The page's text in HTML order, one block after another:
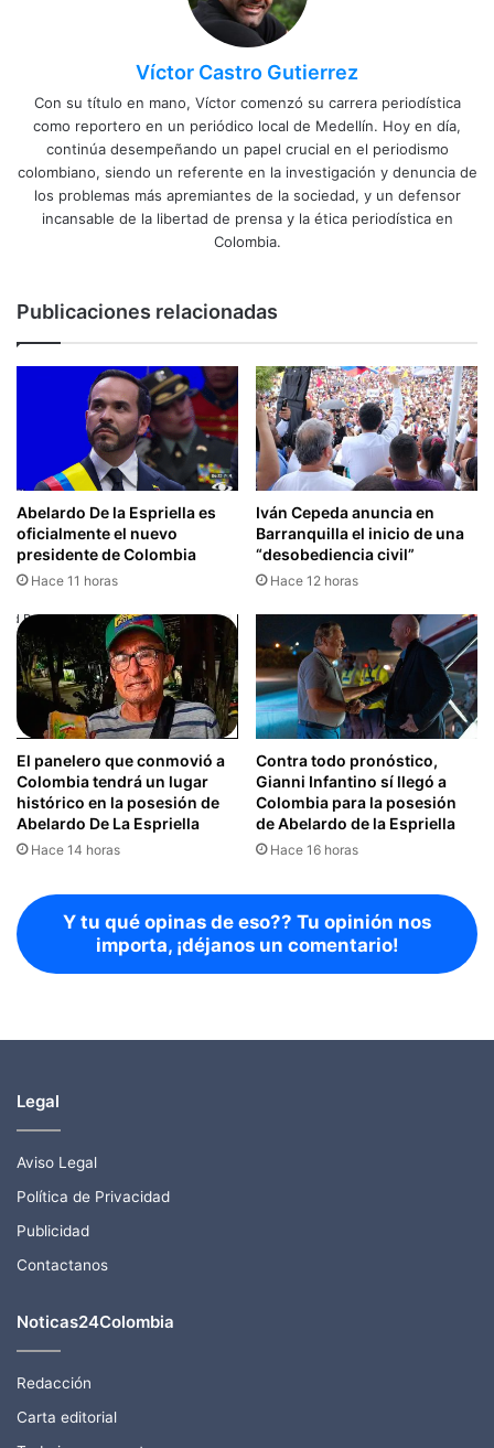
Víctor Castro Gutierrez
Con su título en mano, Víctor comenzó su carrera periodística
como reportero en un periódico local de Medellín. Hoy en día,
continúa desempeñando un papel crucial en el periodismo
colombiano, siendo un referente en la investigación y denuncia de
los problemas más apremiantes de la sociedad, y un defensor
incansable de la libertad de prensa y la ética periodística en
Colombia.
Publicaciones relacionadas
Abelardo De la Espriella es
oficialmente el nuevo
presidente de Colombia
Hace 11 horas
Iván Cepeda anuncia en
Barranquilla el inicio de una
“desobediencia civil”
Hace 12 horas
El panelero que conmovió a
Colombia tendrá un lugar
histórico en la posesión de
Abelardo De La Espriella
Hace 14 horas
Contra todo pronóstico,
Gianni Infantino sí llegó a
Colombia para la posesión
de Abelardo de la Espriella
Hace 16 horas
Y tu qué opinas de eso?? Tu opinión nos
importa, ¡déjanos un comentario!
Legal
Aviso Legal
Política de Privacidad
Publicidad
Contactanos
Noticas24Colombia
Redacción
Carta editorial